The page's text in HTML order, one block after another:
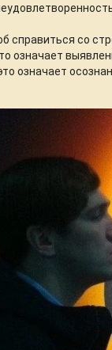
справиться со
означает
означает